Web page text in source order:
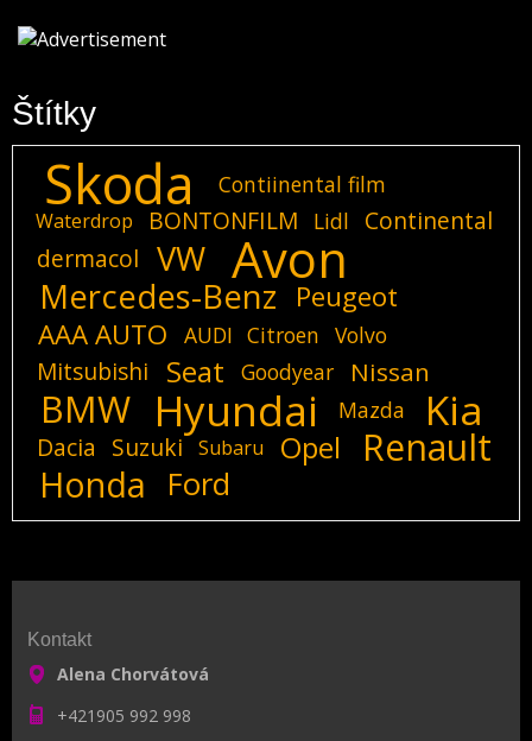
Štítky
Skoda Contiinental film
Waterdrop BONTONFILM Lidl
Continental
dermacol
VW Avon
Mercedes-Benz
Peugeot
AAA AUTO
AUDI Citroen Volvo
Mitsubishi Seat Goodyear Nissan
BMW Hyundai Mazda Kia
Dacia Suzuki Subaru Opel Renault
Honda Ford
Kontakt
Alena Chorvátová
+421905 992 998